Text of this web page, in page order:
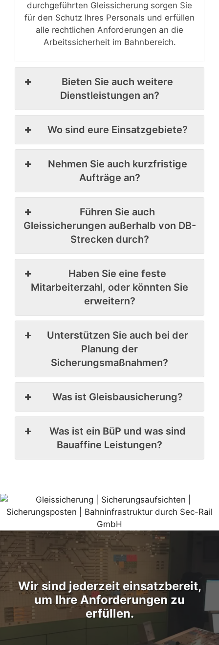
durchgeführten Gleissicherung sorgen Sie
für den Schutz Ihres Personals und erfüllen
alle rechtlichen Anforderungen an die
Arbeitssicherheit im Bahnbereich.
Bieten Sie auch weitere
Dienstleistungen an?
Wo sind eure Einsatzgebiete?
Nehmen Sie auch kurzfristige
Aufträge an?
Führen Sie auch
Gleissicherungen außerhalb von DB-
Strecken durch?
Haben Sie eine feste
Mitarbeiterzahl, oder könnten Sie
erweitern?
Unterstützen Sie auch bei der
Planung der
Sicherungsmaßnahmen?
Was ist Gleisbausicherung?
Was ist ein BüP und was sind
Bauaffine Leistungen?
Wir sind jederzeit einsatzbereit,
um Ihre Anforderungen zu
erfüllen.